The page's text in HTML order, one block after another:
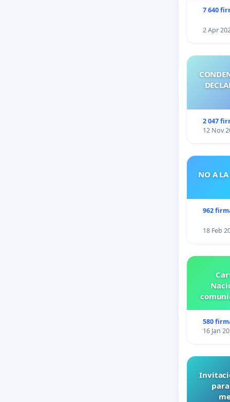
7 640
2 Apr
2 047
12 Nov
NO A LA
962
18 Feb
580
16 Jan